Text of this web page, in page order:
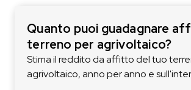
Quanto puoi guadagnare
terreno per agrivoltaico?
Stima il reddito da affitto del tuo
agrivoltaico, anno per anno e